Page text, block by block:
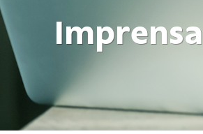
Imprensa